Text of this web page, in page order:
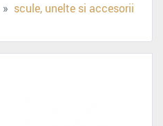
scule, unelte si accesorii